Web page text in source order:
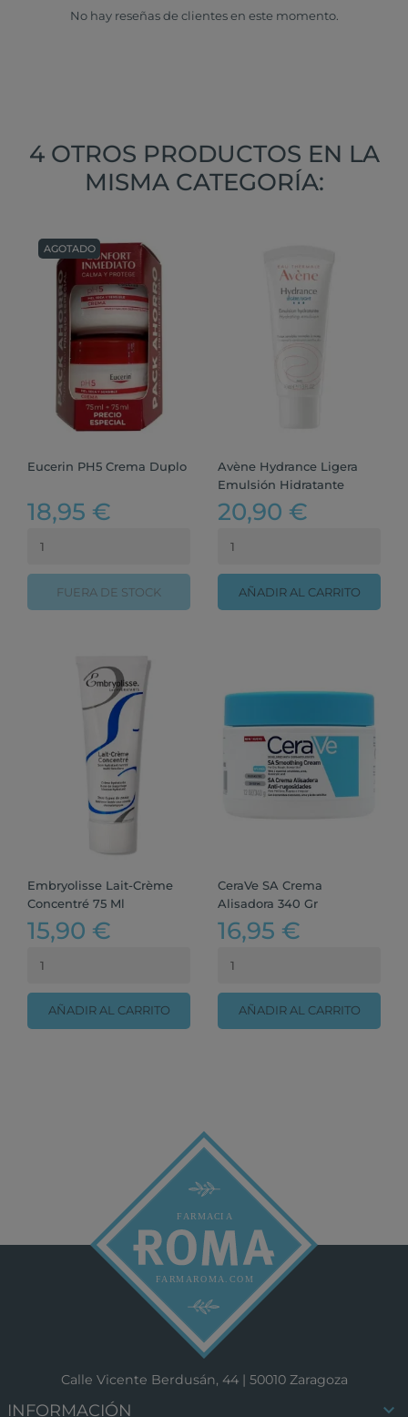
No hay reseñas de clientes en este momento.
4 OTROS PRODUCTOS EN LA
MISMA CATEGORÍA:
Eucerin PH5 Crema Duplo
18,95 €
FUERA DE STOCK
AGOTADO
Avène Hydrance Ligera
Emulsión Hidratante
20,90 €
AÑADIR AL CARRITO
Embryolisse Lait-Crème
Concentré 75 Ml
15,90 €
AÑADIR AL CARRITO
CeraVe SA Crema
Alisadora 340 Gr
16,95 €
AÑADIR AL CARRITO
Calle Vicente Berdusán, 44 | 50010 Zaragoza
INFORMACIÓN 